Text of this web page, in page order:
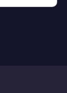
dictado
y